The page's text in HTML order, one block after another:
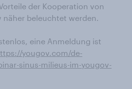
der Kooperation von
näher beleuchtet werden.
eine Anmeldung ist
yougov.com/de-
sinus-milieus-im-yougov-